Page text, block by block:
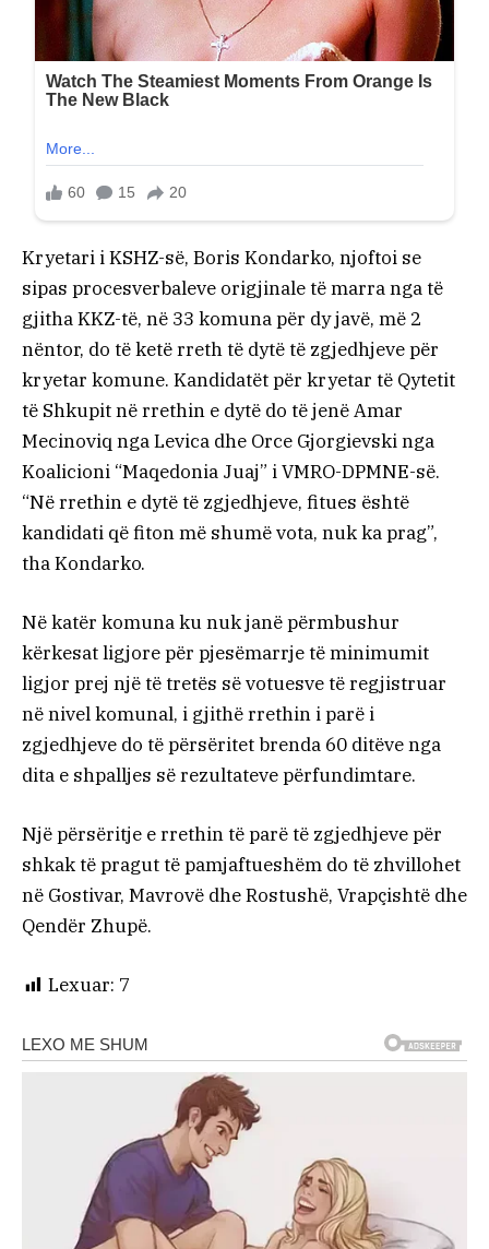
Kryetari i KSHZ-së, Boris Kondarko, njoftoi se
sipas procesverbaleve origjinale të marra nga të
gjitha KKZ-të, në 33 komuna për dy javë, më 2
nëntor, do të ketë rreth të dytë të zgjedhjeve për
kryetar komune. Kandidatët për kryetar të Qytetit
të Shkupit në rrethin e dytë do të jenë Amar
Mecinoviq nga Levica dhe Orce Gjorgievski nga
Koalicioni “Maqedonia Juaj” i VMRO-DPMNE-së.
“Në rrethin e dytë të zgjedhjeve, fitues është
kandidati që fiton më shumë vota, nuk ka prag”,
tha Kondarko.
Në katër komuna ku nuk janë përmbushur
kërkesat ligjore për pjesëmarrje të minimumit
ligjor prej një të tretës së votuesve të regjistruar
në nivel komunal, i gjithë rrethin i parë i
zgjedhjeve do të përsëritet brenda 60 ditëve nga
dita e shpalljes së rezultateve përfundimtare.
Një përsëritje e rrethin të parë të zgjedhjeve për
shkak të pragut të pamjaftueshëm do të zhvillohet
në Gostivar, Mavrovë dhe Rostushë, Vrapçishtë dhe
Qendër Zhupë.
Lexuar: 7